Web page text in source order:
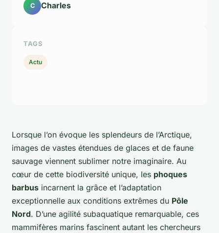
Lorsque l’on évoque les splendeurs de l’Arctique,
images de vastes étendues de glaces et de faune
sauvage viennent sublimer notre imaginaire. Au
cœur de cette biodiversité unique, les phoques
barbus incarnent la grâce et l’adaptation
exceptionnelle aux conditions extrêmes du Pôle
Nord. D’une agilité subaquatique remarquable, ces
mammifères marins fascinent autant les chercheurs
C Charles
TAGS
Actu